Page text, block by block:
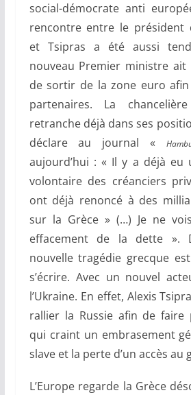
social-démocrate anti
rencontre entre le président
et Tsipras a été aussi
nouveau Premier ministre ait
de sortir de la zone euro
partenaires. La
retranche déjà dans ses
déclare au journal «
aujourd’hui : « Il y a déjà eu
volontaire des créanciers
ont déjà renoncé à des
sur la Grèce » (…) Je ne
effacement de la dette ».
nouvelle tragédie grecque
s’écrire. Avec un nouvel
l’Ukraine. En effet, Alexis
rallier la Russie afin de faire
qui craint un embrasement
slave et la perte d’un accès au
L’Europe regarde la Grèce